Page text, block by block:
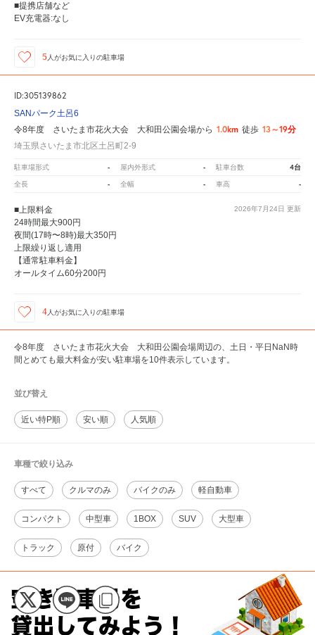
■提携店舗など
EV充電器:なし
5 人がお気に入りの駐車場
ID:305139862
SANパーク土呂6
令8年度 さいたま市花火大会 大和田公園会場から 1.0km 徒歩 13～19分
埼玉県さいたま市北区土呂町2-9
駐車場形式 - 屋内外形式 - 駐車台数 4台
全長 - 全幅 - 車高 -
2026年7月24日 更新
■上限料金
24時間最大900円
夜間(17時〜8時)最大350円
上限繰り返し適用
【通常駐車料金】
オールタイム60分200円
4 人がお気に入りの駐車場
令8年度 さいたま市花火大会 大和田公園会場周辺の、土日・平日NaN時
間とめても最大料金が安い駐車場を10件表示しています。
並び替え
近い特P順 安い順 人気順
車種で絞り込み
すべて クルマのみ バイクのみ 軽自動車
コンパクト 中型車 1BOX SUV 大型車
トラック 原付 バイク